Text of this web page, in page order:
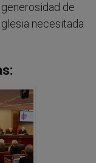
de
necesitada